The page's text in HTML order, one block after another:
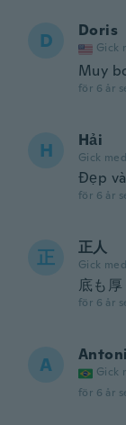
D Doris
Gick
Muy
för 6 år
H Hải
Gick
Đẹp
för 6 år
正 正人
Gick
底も厚
för 6 år
A Gick
för 6 år